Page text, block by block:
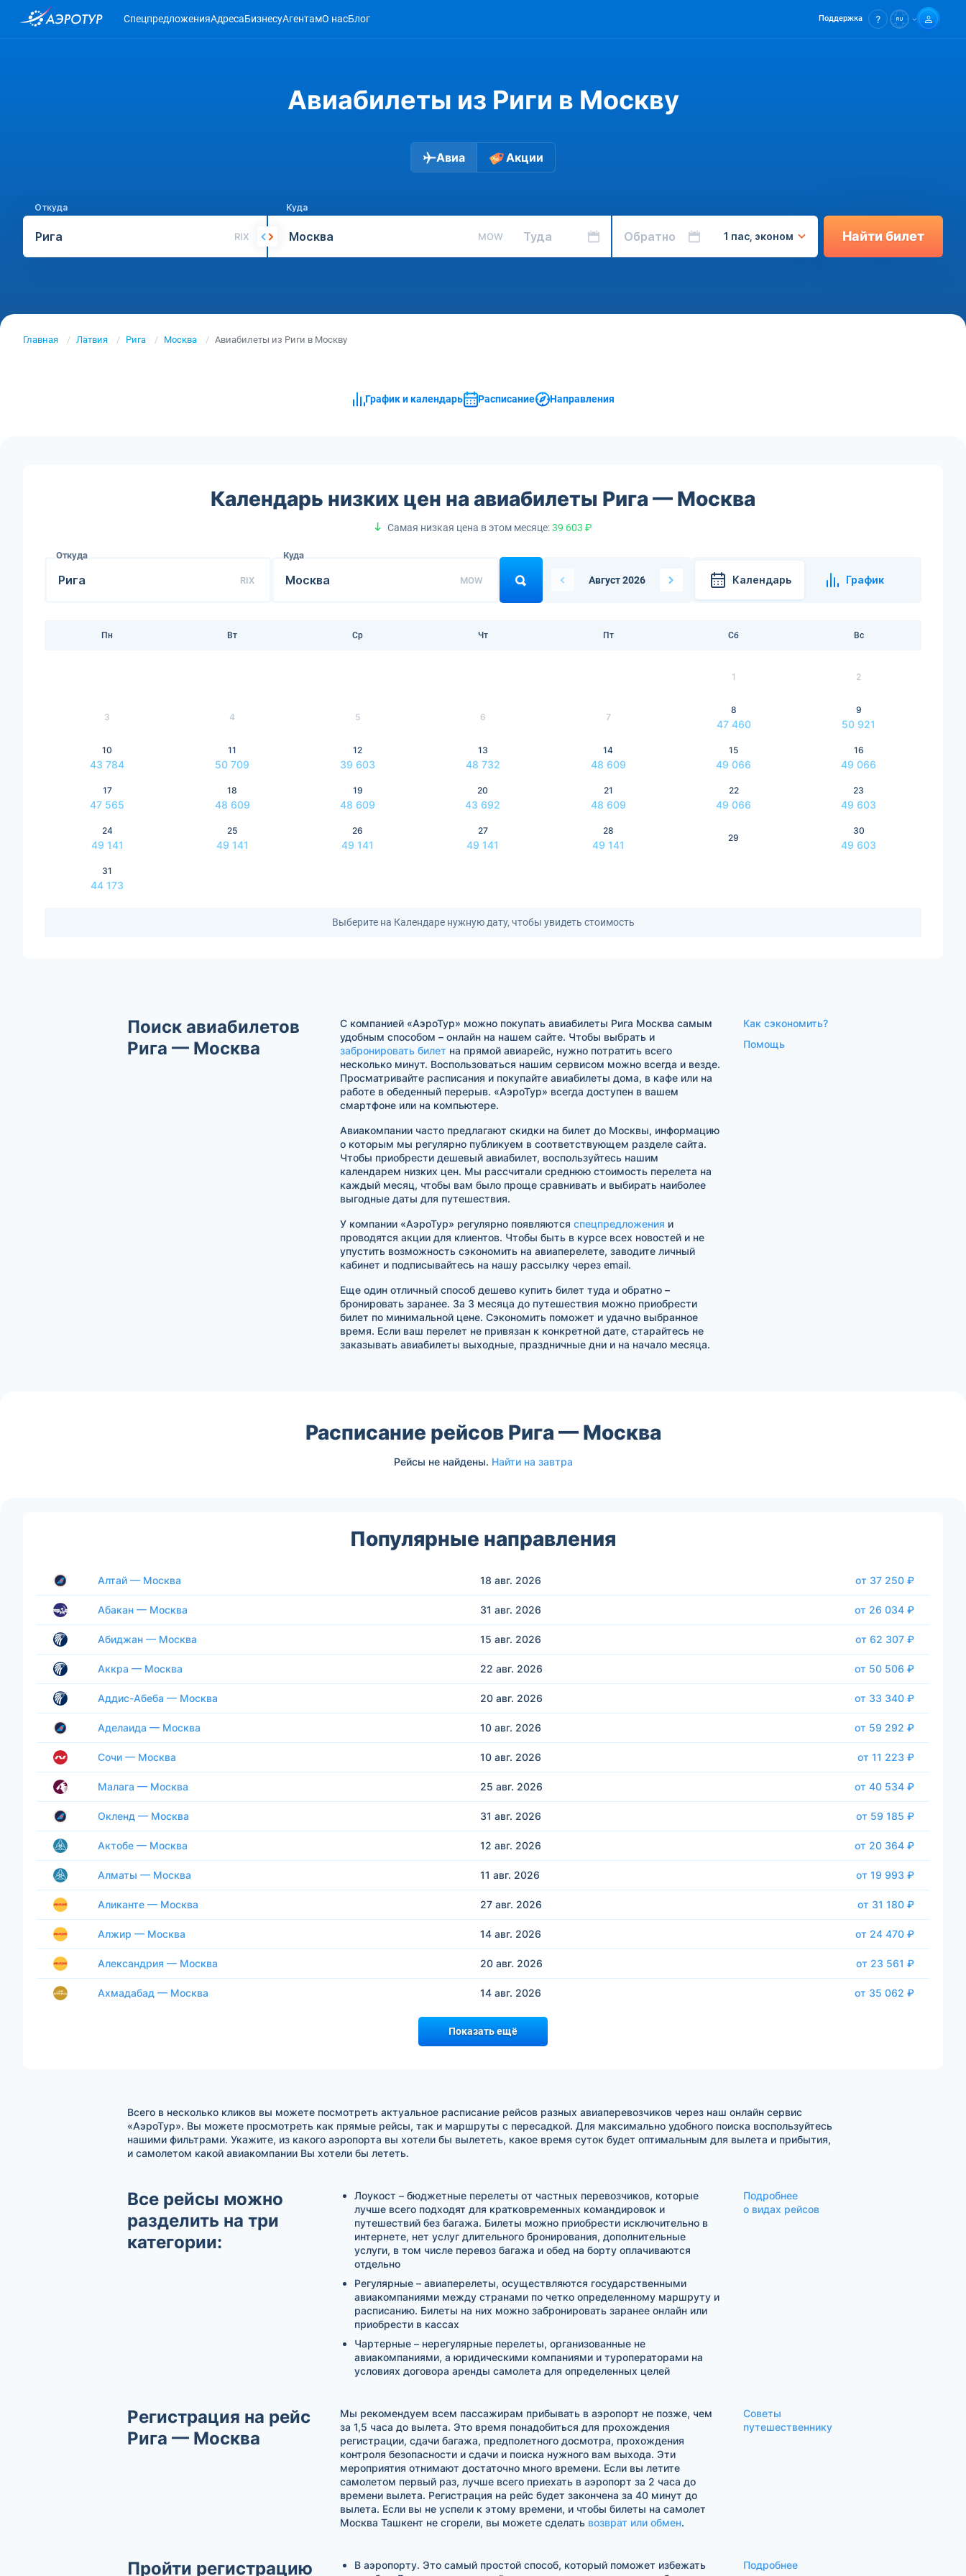
СпецпредложенияАдресаБизнесуАгентамО насБлог Поддержка
Авиабилеты из Риги в Москву
Авиа Акции
Откуда
RIX
Куда
MOW Туда Обратно 1 пас, эконом Найти билет
Главная Латвия Рига Москва Авиабилеты из Риги в Москву
График и календарь Расписание Направления
Календарь низких цен на авиабилеты Рига — Москва
Самая низкая цена в этом месяце:39 603 ₽
Откуда
RIX
Куда
MOW Август 2026 Календарь График
Пн Вт Ср Чт Пт Сб Вс
1 2
3 4 5 6 7
8
47 460
9
50 921
10
43 784
11
50 709
12
39 603
13
48 732
14
48 609
15
49 066
16
49 066
17
47 565
18
48 609
19
48 609
20
43 692
21
48 609
22
49 066
23
49 603
24
49 141
25
49 141
26
49 141
27
49 141
28
49 141
29
30
49 603
31
44 173
Выберите на Календаре нужную дату, чтобы увидеть стоимость
Поиск авиабилетов
Рига — Москва
С компанией «АэроТур» можно покупать авиабилеты Рига Москва самым
удобным способом – онлайн на нашем сайте. Чтобы выбрать и
забронировать билет на прямой авиарейс, нужно потратить всего
несколько минут. Воспользоваться нашим сервисом можно всегда и везде.
Просматривайте расписания и покупайте авиабилеты дома, в кафе или на
работе в обеденный перерыв. «АэроТур» всегда доступен в вашем
смартфоне или на компьютере.
Авиакомпании часто предлагают скидки на билет до Москвы, информацию
о которым мы регулярно публикуем в соответствующем разделе сайта.
Чтобы приобрести дешевый авиабилет, воспользуйтесь нашим
календарем низких цен. Мы рассчитали среднюю стоимость перелета на
каждый месяц, чтобы вам было проще сравнивать и выбирать наиболее
выгодные даты для путешествия.
У компании «АэроТур» регулярно появляются спецпредложения и
проводятся акции для клиентов. Чтобы быть в курсе всех новостей и не
упустить возможность сэкономить на авиаперелете, заводите личный
кабинет и подписывайтесь на нашу рассылку через email.
Еще один отличный способ дешево купить билет туда и обратно –
бронировать заранее. За 3 месяца до путешествия можно приобрести
билет по минимальной цене. Сэкономить поможет и удачно выбранное
время. Если ваш перелет не привязан к конкретной дате, старайтесь не
заказывать авиабилеты выходные, праздничные дни и на начало месяца.
Как сэкономить?
Помощь
Расписание рейсов Рига — Москва
Рейсы не найдены. Найти на завтра
Популярные направления
Алтай — Москва 18 авг. 2026 от 37 250 ₽
Абакан — Москва 31 авг. 2026 от 26 034 ₽
Абиджан — Москва 15 авг. 2026 от 62 307 ₽
Аккра — Москва 22 авг. 2026 от 50 506 ₽
Аддис-Абеба — Москва 20 авг. 2026 от 33 340 ₽
Аделаида — Москва 10 авг. 2026 от 59 292 ₽
Сочи — Москва 10 авг. 2026 от 11 223 ₽
Малага — Москва 25 авг. 2026 от 40 534 ₽
Окленд — Москва 31 авг. 2026 от 59 185 ₽
Актобе — Москва 12 авг. 2026 от 20 364 ₽
Алматы — Москва 11 авг. 2026 от 19 993 ₽
Аликанте — Москва 27 авг. 2026 от 31 180 ₽
Алжир — Москва 14 авг. 2026 от 24 470 ₽
Александрия — Москва 20 авг. 2026 от 23 561 ₽
Ахмадабад — Москва 14 авг. 2026 от 35 062 ₽
Показать ещё
Всего в несколько кликов вы можете посмотреть актуальное расписание рейсов разных авиаперевозчиков через наш онлайн сервис
«АэроТур». Вы можете просмотреть как прямые рейсы, так и маршруты с пересадкой. Для максимально удобного поиска воспользуйтесь
нашими фильтрами. Укажите, из какого аэропорта вы хотели бы вылететь, какое время суток будет оптимальным для вылета и прибытия,
и самолетом какой авиакомпании Вы хотели бы лететь.
Все рейсы можно
разделить на три
категории:
Лоукост – бюджетные перелеты от частных перевозчиков, которые
лучше всего подходят для кратковременных командировок и
путешествий без багажа. Билеты можно приобрести исключительно в
интернете, нет услуг длительного бронирования, дополнительные
услуги, в том числе перевоз багажа и обед на борту оплачиваются
отдельно
Регулярные – авиаперелеты, осуществляются государственными
авиакомпаниями между странами по четко определенному маршруту и
расписанию. Билеты на них можно забронировать заранее онлайн или
приобрести в кассах
Чартерные – нерегулярные перелеты, организованные не
авиакомпаниями, а юридическими компаниями и туроператорами на
условиях договора аренды самолета для определенных целей
Подробнее
о видах рейсов
Регистрация на рейс
Рига — Москва
Мы рекомендуем всем пассажирам прибывать в аэропорт не позже, чем
за 1,5 часа до вылета. Это время понадобиться для прохождения
регистрации, сдачи багажа, предполетного досмотра, прохождения
контроля безопасности и сдачи и поиска нужного вам выхода. Эти
мероприятия отнимают достаточно много времени. Если вы летите
самолетом первый раз, лучше всего приехать в аэропорт за 2 часа до
времени вылета. Регистрация на рейс будет закончена за 40 минут до
вылета. Если вы не успели к этому времени, и чтобы билеты на самолет
Москва Ташкент не сгорели, вы можете сделать возврат или обмен.
Советы
путешественнику
Пройти регистрацию
В аэропорту. Это самый простой способ, который поможет избежать
Подробнее